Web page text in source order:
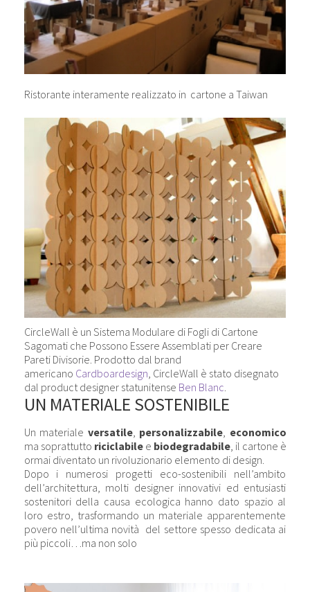
Ristorante interamente realizzato in cartone a Taiwan
CircleWall è un Sistema Modulare di Fogli di Cartone
Sagomati che Possono Essere Assemblati per Creare
Pareti Divisorie. Prodotto dal brand
americano Cardboardesign, CircleWall è stato disegnato
dal product designer statunitense Ben Blanc.
UN MATERIALE SOSTENIBILE
Un materiale versatile, personalizzabile, economico
ma soprattutto riciclabilee biodegradabile, il cartone è
ormai diventato un rivoluzionario elemento di design.
Dopo i numerosi progetti eco-sostenibili nell’ambito
dell’architettura, molti designer innovativi ed entusiasti
sostenitori della causa ecologica hanno dato spazio al
loro estro, trasformando un materiale apparentemente
povero nell’ultima novità del settore spesso dedicata ai
più piccoli…ma non solo